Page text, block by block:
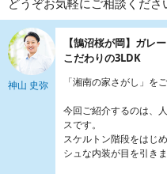
どうぞお気軽にご相談くだ
神山 史弥
【鵠沼桜が岡】ガレ
こだわりの3LDK
「湘南の家さがし」を
今回ご紹介するのは、
スです。
スケルトン階段をはじ
シュな内装が目を引きま